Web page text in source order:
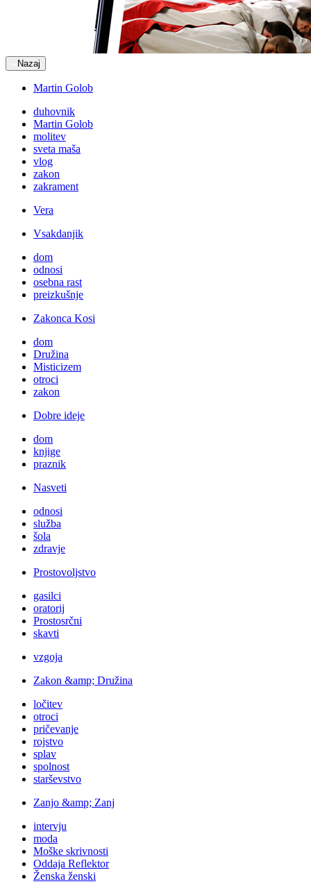
Nazaj
Martin Golob
duhovnik
Martin Golob
molitev
sveta maša
vlog
zakon
zakrament
Vera
Vsakdanjik
dom
odnosi
osebna rast
preizkušnje
Zakonca Kosi
dom
Družina
Misticizem
otroci
zakon
Dobre ideje
dom
knjige
praznik
Nasveti
odnosi
služba
šola
zdravje
Prostovoljstvo
gasilci
oratorij
Prostosrčni
skavti
vzgoja
Zakon &amp; Družina
ločitev
otroci
pričevanje
rojstvo
splav
spolnost
starševstvo
Zanjo &amp; Zanj
intervju
moda
Moške skrivnosti
Oddaja Reflektor
Ženska ženski